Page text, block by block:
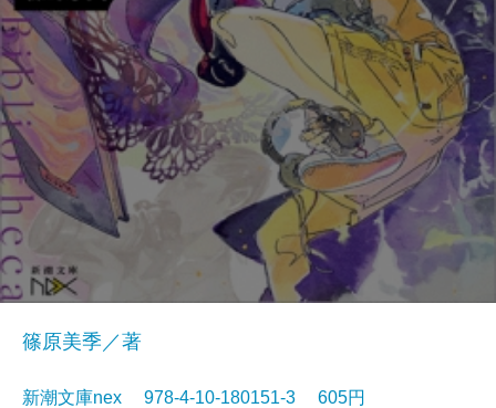
篠原美季／著
新潮文庫nex 978-4-10-180151-3 605円